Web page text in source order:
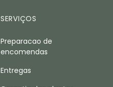
SERVIÇOS
Preparacao de
encomendas
Entregas